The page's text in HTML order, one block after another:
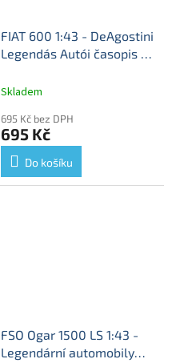
FIAT 600 1:43 - DeAgostini
Legendás Autói časopis s
kovový model
Skladem
695 Kč bez DPH
695 Kč
Do košíku
FSO Ogar 1500 LS 1:43 -
Legendární automobily